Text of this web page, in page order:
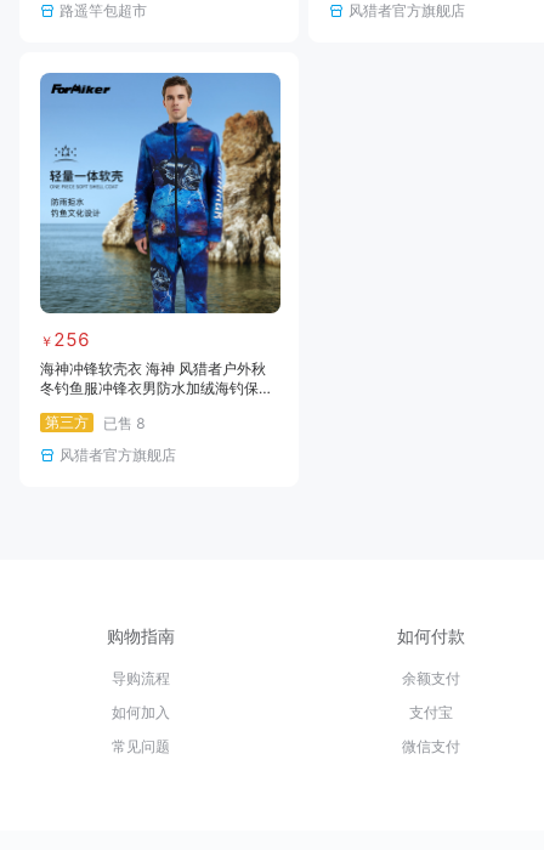
路遥竿包超市
风猎者官方旗舰店
￥ 256
海神冲锋软壳衣 海神 风猎者户外秋
冬钓鱼服冲锋衣男防水加绒海钓保暖
第三方
已售 8
风猎者官方旗舰店
购物指南
导购流程
如何加入
常见问题
如何付款
余额支付
支付宝
微信支付